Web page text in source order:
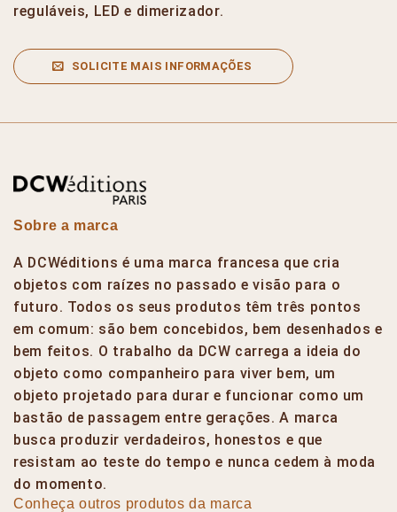
reguláveis, LED e dimerizador.
SOLICITE MAIS INFORMAÇÕES
Sobre a marca
A DCWéditions é uma marca francesa que cria
objetos com raízes no passado e visão para o
futuro. Todos os seus produtos têm três pontos
em comum: são bem concebidos, bem desenhados e
bem feitos. O trabalho da DCW carrega a ideia do
objeto como companheiro para viver bem, um
objeto projetado para durar e funcionar como um
bastão de passagem entre gerações. A marca
busca produzir verdadeiros, honestos e que
resistam ao teste do tempo e nunca cedem à moda
do momento.
Conheça outros produtos da marca